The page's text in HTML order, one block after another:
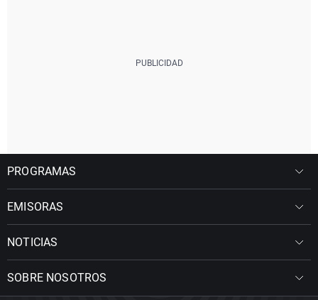
PROGRAMAS
EMISORAS
NOTICIAS
SOBRE NOSOTROS